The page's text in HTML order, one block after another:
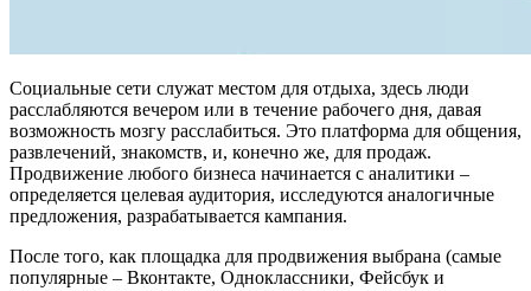
Социальные сети служат местом для отдыха, здесь люди
расслабляются вечером или в течение рабочего дня, давая
возможность мозгу расслабиться. Это платформа для общения,
развлечений, знакомств, и, конечно же, для продаж.
Продвижение любого бизнеса начинается с аналитики –
определяется целевая аудитория, исследуются аналогичные
предложения, разрабатывается кампания.
После того, как площадка для продвижения выбрана (самые
популярные – Вконтакте, Одноклассники, Фейсбук и